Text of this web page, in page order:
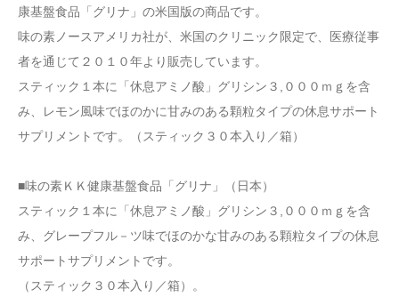
康基盤食品「グリナ」の米国版の商品です。
味の素ノースアメリカ社が、米国のクリニック限定で、医療従事
者を通じて２０１０年より販売しています。
スティック１本に「休息アミノ酸」グリシン３,０００ｍｇを含
み、レモン風味でほのかに甘みのある顆粒タイプの休息サポート
サプリメントです。（スティック３０本入り／箱）
■味の素ＫＫ健康基盤食品「グリナ」（日本）
スティック１本に「休息アミノ酸」グリシン３,０００ｍｇを含
み、グレープフル－ツ味でほのかな甘みのある顆粒タイプの休息
サポートサプリメントです。
（スティック３０本入り／箱）。